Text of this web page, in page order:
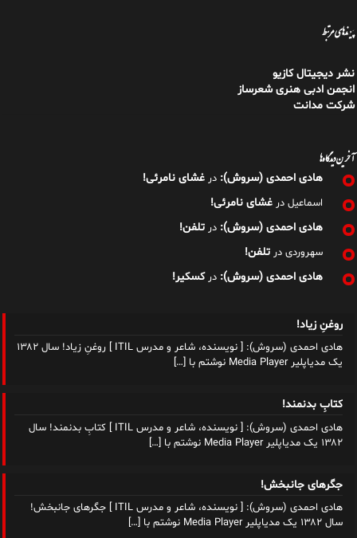
پیوندهای مرتبط
نشر دیجیتال کازیو
انجمن ادبی هنری شعرساز
شرکت مدانت
آخرین دیدگاه‌ها
هادی احمدی (سروش): در غشای نامرئی!
اسماعیل در غشای نامرئی!
هادی احمدی (سروش): در تلفن!
سهروردی در تلفن!
هادی احمدی (سروش): درکسکیر!
روغنِ زیاد!
هادی احمدی (سروش): [ نویسنده، شاعر و مدرس ITIL ] روغنِ زیاد! سال ۱۳۸۲
یک مدیاپلیر Media Player نوشتم با
[…]
کتابِ بدنمند!
هادی احمدی (سروش): [ نویسنده، شاعر و مدرس ITIL ] کتابِ بدنمند! سال
۱۳۸۲ یک مدیاپلیر Media Player نوشتم با
[…]
جگرهای جانبخش!
هادی احمدی (سروش): [ نویسنده، شاعر و مدرس ITIL ] جگرهای جانبخش!
سال ۱۳۸۲ یک مدیاپلیر Media Player نوشتم با
[…]